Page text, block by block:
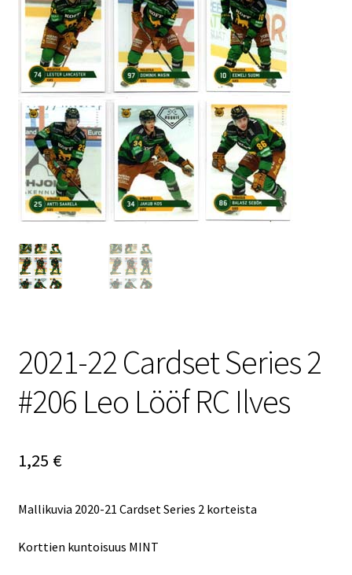
2021-22 Cardset Series 2
#206 Leo Lööf RC Ilves
1,25 €
Mallikuvia 2020-21 Cardset Series 2 korteista
Korttien kuntoisuus MINT